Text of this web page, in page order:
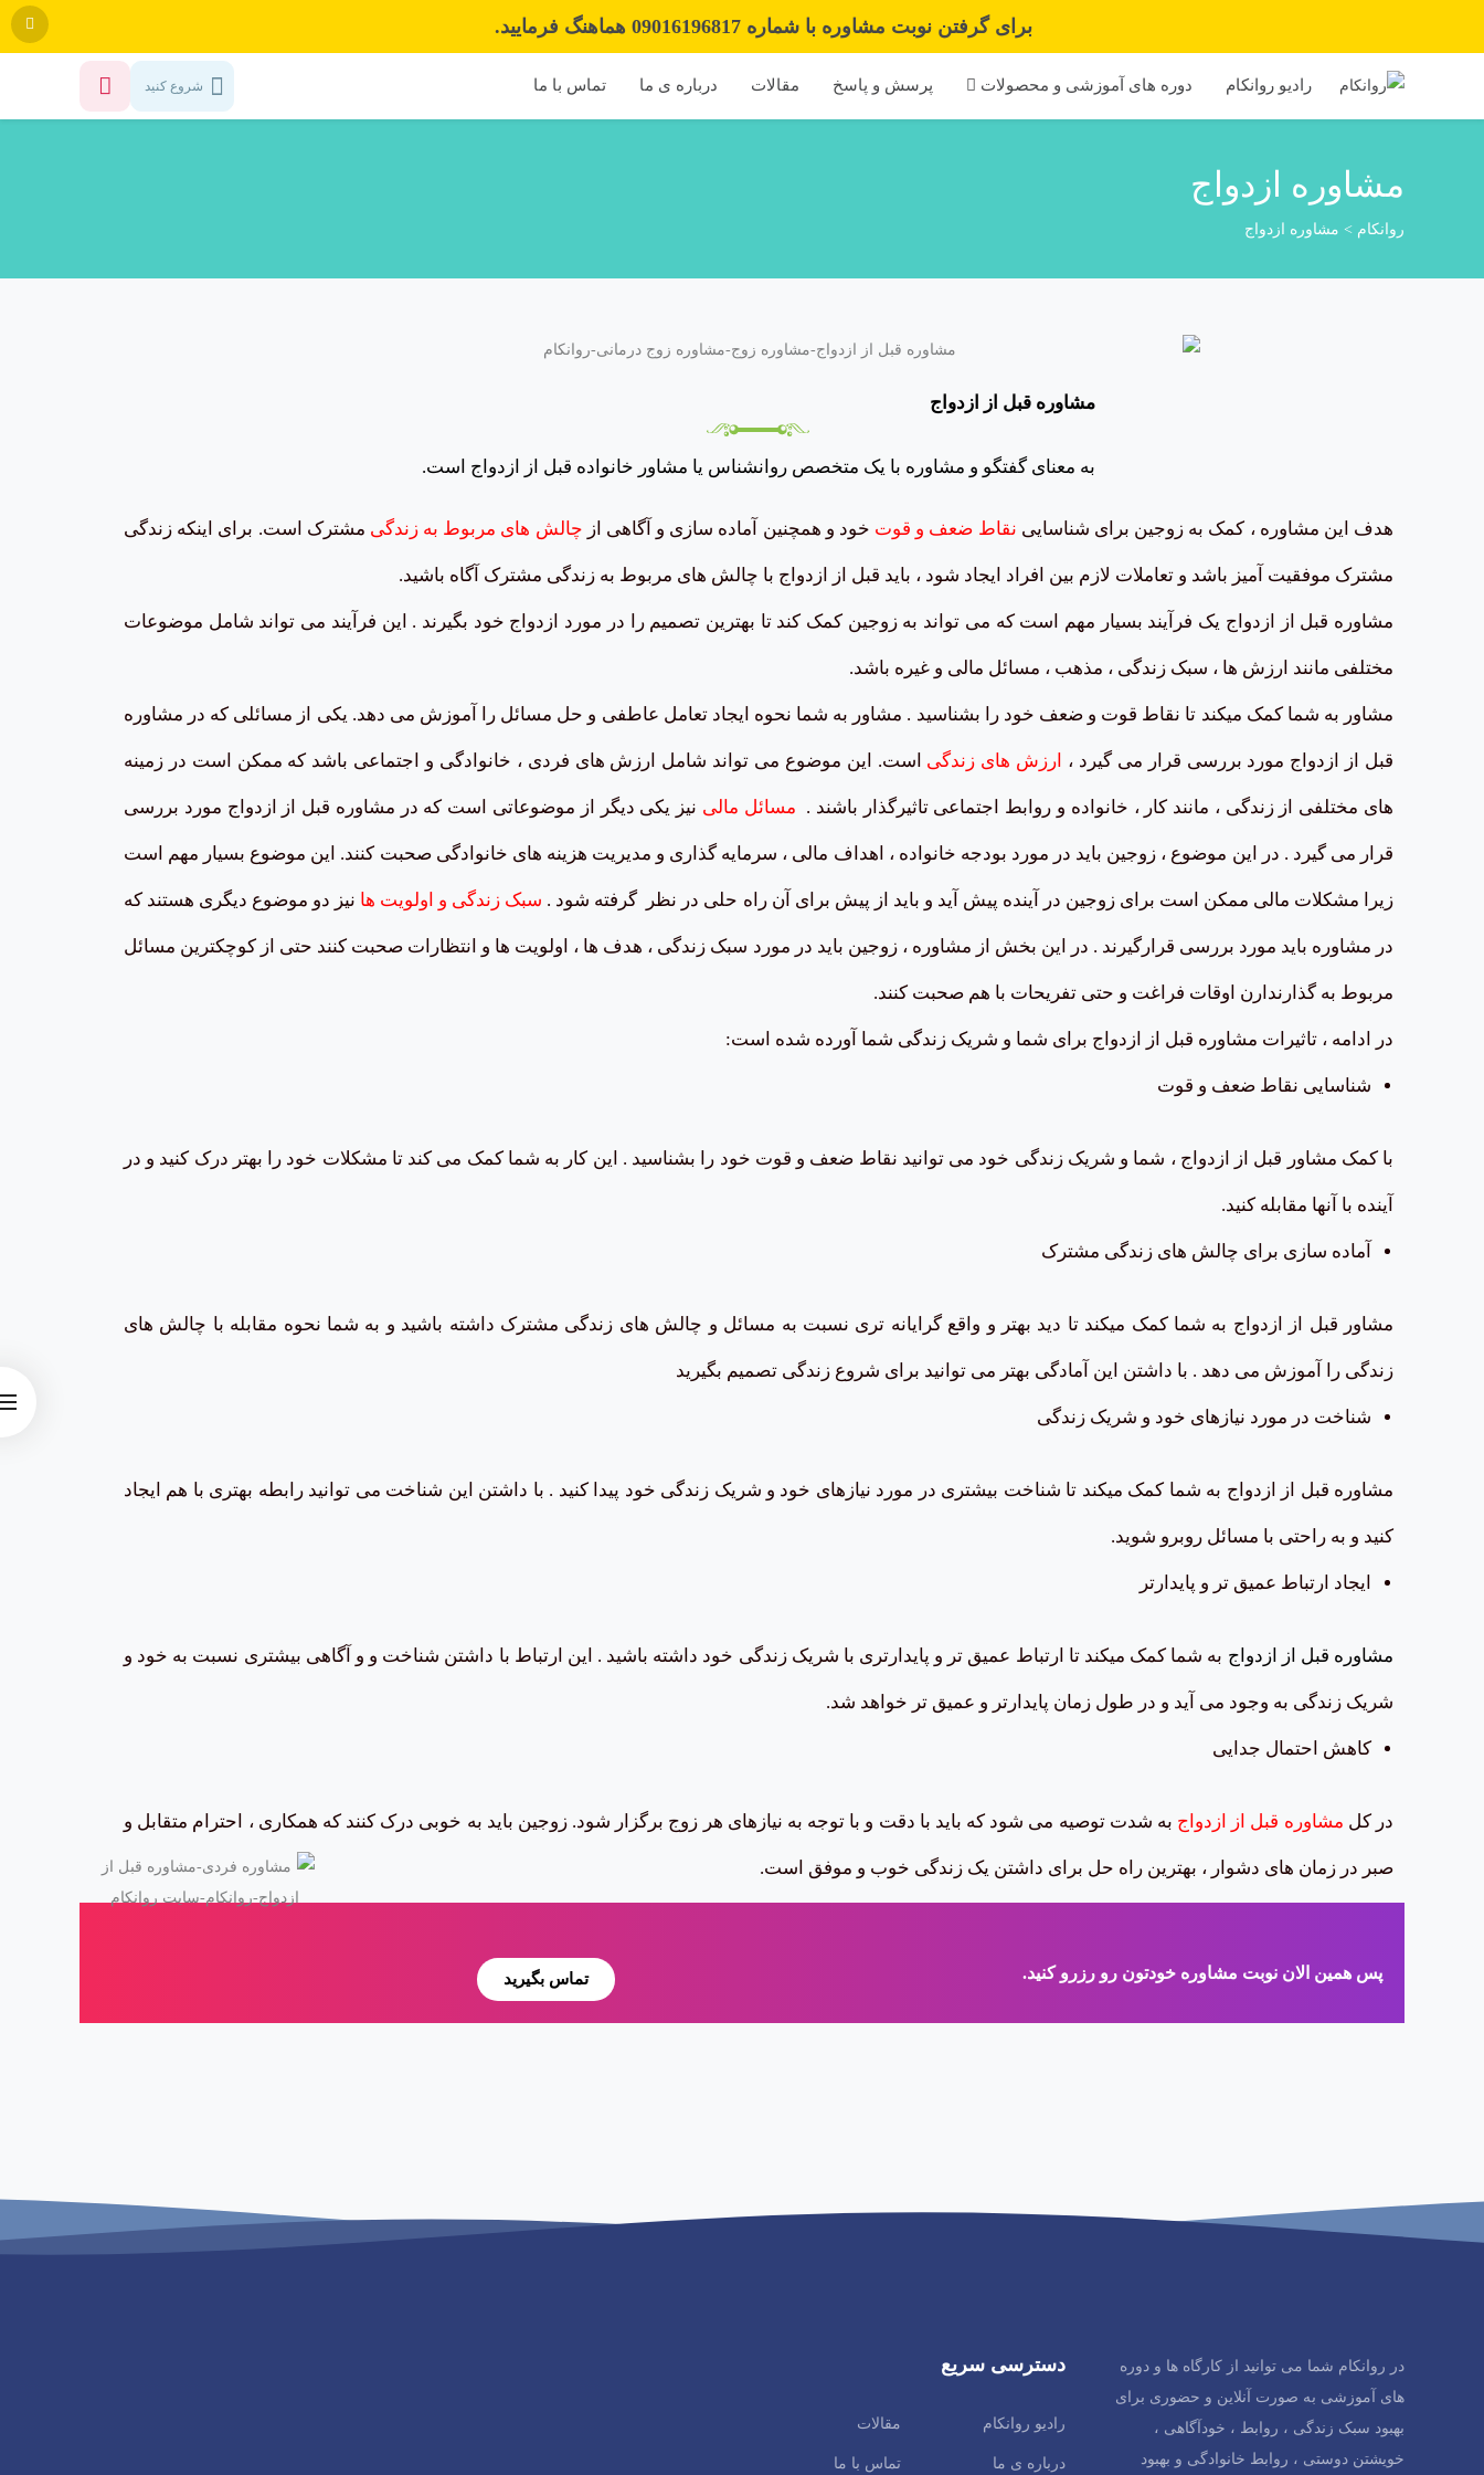
برای گرفتن نوبت مشاوره با شماره 09016196817 هماهنگ فرمایید.
رادیو روانکام دوره های آموزشی و محصولات پرسش و پاسخ مقالات درباره ی ما تماس با ما شروع کنید
مشاوره ازدواج
روانکام > مشاوره ازدواج
مشاوره قبل از ازدواج
به معنای گفتگو و مشاوره با یک متخصص روانشناس یا مشاور خانواده قبل از ازدواج است.
هدف این مشاوره ، کمک به زوجین برای شناسایی نقاط ضعف و قوت خود و همچنین آماده سازی و آگاهی از چالش های مربوط به زندگی مشترک است. برای اینکه زندگی
مشترک موفقیت آمیز باشد و تعاملات لازم بین افراد ایجاد شود ، باید قبل از ازدواج با چالش های مربوط به زندگی مشترک آگاه باشید.
مشاوره قبل از ازدواج یک فرآیند بسیار مهم است که می تواند به زوجین کمک کند تا بهترین تصمیم را در مورد ازدواج خود بگیرند . این فرآیند می تواند شامل موضوعات
مختلفی مانند ارزش ها ، سبک زندگی ، مذهب ، مسائل مالی و غیره باشد.
مشاور به شما کمک میکند تا نقاط قوت و ضعف خود را بشناسید . مشاور به شما نحوه ایجاد تعامل عاطفی و حل مسائل را آموزش می دهد. یکی از مسائلی که در مشاوره
قبل از ازدواج مورد بررسی قرار می گیرد ، ارزش های زندگی است. این موضوع می تواند شامل ارزش های فردی ، خانوادگی و اجتماعی باشد که ممکن است در زمینه
های مختلفی از زندگی ، مانند کار ، خانواده و روابط اجتماعی تاثیرگذار باشند . مسائل مالی نیز یکی دیگر از موضوعاتی است که در مشاوره قبل از ازدواج مورد بررسی
قرار می گیرد . در این موضوع ، زوجین باید در مورد بودجه خانواده ، اهداف مالی ، سرمایه گذاری و مدیریت هزینه های خانوادگی صحبت کنند. این موضوع بسیار مهم است
زیرا مشکلات مالی ممکن است برای زوجین در آینده پیش آید و باید از پیش برای آن راه حلی در نظر گرفته شود . سبک زندگی و اولویت ها نیز دو موضوع دیگری هستند که
در مشاوره باید مورد بررسی قرارگیرند . در این بخش از مشاوره ، زوجین باید در مورد سبک زندگی ، هدف ها ، اولویت ها و انتظارات صحبت کنند حتی از کوچکترین مسائل
مربوط به گذارندارن اوقات فراغت و حتی تفریحات با هم صحبت کنند.
در ادامه ، تاثیرات مشاوره قبل از ازدواج برای شما و شریک زندگی شما آورده شده است:
شناسایی نقاط ضعف و قوت
با کمک مشاور قبل از ازدواج ، شما و شریک زندگی خود می توانید نقاط ضعف و قوت خود را بشناسید . این کار به شما کمک می کند تا مشکلات خود را بهتر درک کنید و در
آینده با آنها مقابله کنید.
آماده سازی برای چالش های زندگی مشترک
مشاور قبل از ازدواج به شما کمک میکند تا دید بهتر و واقع گرایانه تری نسبت به مسائل و چالش های زندگی مشترک داشته باشید و به شما نحوه مقابله با چالش های
زندگی را آموزش می دهد . با داشتن این آمادگی بهتر می توانید برای شروع زندگی تصمیم بگیرید
شناخت در مورد نیازهای خود و شریک زندگی
مشاوره قبل از ازدواج به شما کمک میکند تا شناخت بیشتری در مورد نیازهای خود و شریک زندگی خود پیدا کنید . با داشتن این شناخت می توانید رابطه بهتری با هم ایجاد
کنید و به راحتی با مسائل روبرو شوید.
ایجاد ارتباط عمیق تر و پایدارتر
مشاوره قبل از ازدواج به شما کمک میکند تا ارتباط عمیق تر و پایدارتری با شریک زندگی خود داشته باشید . این ارتباط با داشتن شناخت و و آگاهی بیشتری نسبت به خود و
شریک زندگی به وجود می آید و در طول زمان پایدارتر و عمیق تر خواهد شد.
کاهش احتمال جدایی
در کل مشاوره قبل از ازدواج به شدت توصیه می شود که باید با دقت و با توجه به نیازهای هر زوج برگزار شود. زوجین باید به خوبی درک کنند که همکاری ، احترام متقابل و
صبر در زمان های دشوار ، بهترین راه حل برای داشتن یک زندگی خوب و موفق است.
پس همین الان نوبت مشاوره خودتون رو رزرو کنید. تماس بگیرید
در روانکام شما می توانید از کارگاه ها و دوره
های آموزشی به صورت آنلاین و حضوری برای
بهبود سبک زندگی ، روابط ، خودآگاهی ،
خویشتن دوستی ، روابط خانوادگی و بهبود
دسترسی سریع
رادیو روانکام مقالات
درباره ی ما تماس با ما